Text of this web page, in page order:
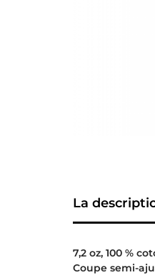
La
7,2 oz, 100 %
Coupe semi-